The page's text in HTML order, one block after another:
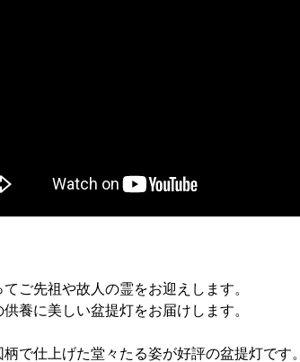
ご先祖や故人の霊をお迎えします。
養に美しい盆提灯をお届けします。
で仕上げた堂々たる姿が好評の盆提灯です。